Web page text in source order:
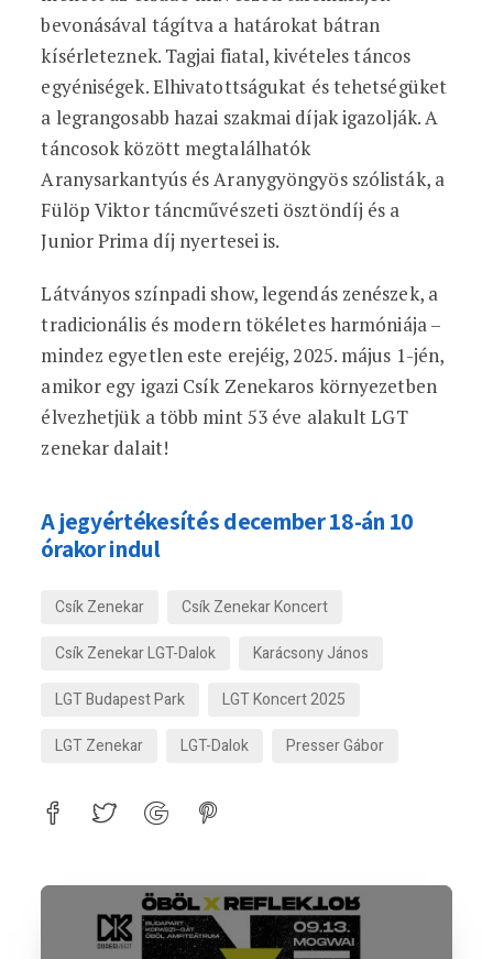
bevonásával tágítva a határokat bátran
kísérleteznek. Tagjai fiatal, kivételes táncos
egyéniségek. Elhivatottságukat és tehetségüket
a legrangosabb hazai szakmai díjak igazolják. A
táncosok között megtalálhatók
Aranysarkantyús és Aranygyöngyös szólisták, a
Fülöp Viktor táncművészeti ösztöndíj és a
Junior Prima díj nyertesei is.
Látványos színpadi show, legendás zenészek, a
tradicionális és modern tökéletes harmóniája –
mindez egyetlen este erejéig, 2025. május 1-jén,
amikor egy igazi Csík Zenekaros környezetben
élvezhetjük a több mint 53 éve alakult LGT
zenekar dalait!
A jegyértékesítés december 18-án 10
órakor indul
Csík Zenekar
Csík Zenekar Koncert
Csík Zenekar LGT-Dalok
Karácsony János
LGT Budapest Park
LGT Koncert 2025
LGT Zenekar
LGT-Dalok Presser Gábor